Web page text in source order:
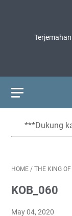
***Dukung
HOME / THE KING OF
KOB_060
May 04, 2020